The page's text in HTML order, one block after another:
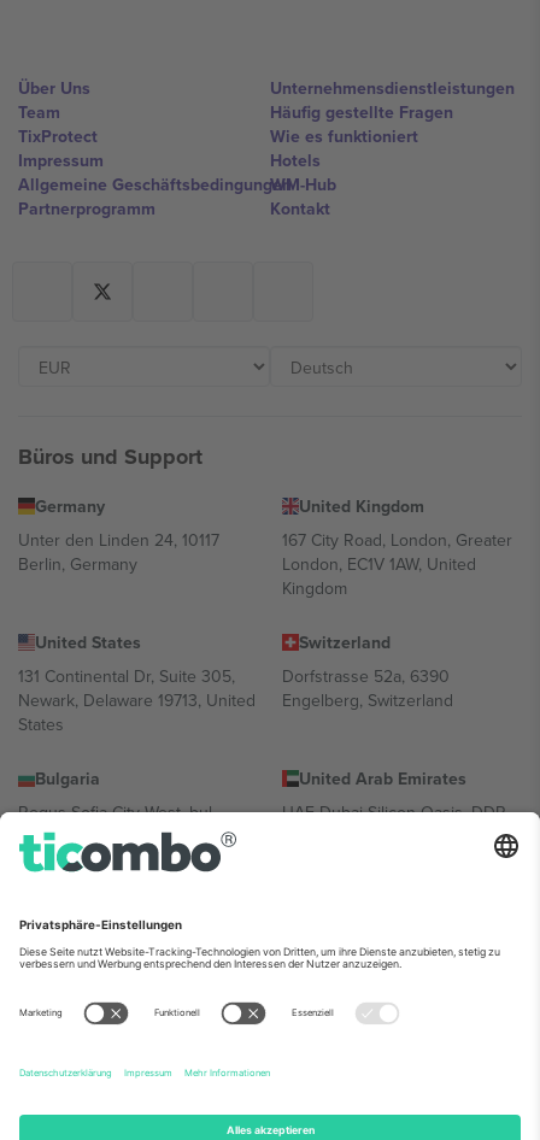
Über Uns
Team
TixProtect
Impressum
Allgemeine Geschäftsbedingungen
Partnerprogramm
Unternehmensdienstleistungen
Häufig gestellte Fragen
Wie es funktioniert
Hotels
WM-Hub
Kontakt
Büros und Support
Germany
Unter den Linden 24, 10117
Berlin, Germany
United Kingdom
167 City Road, London, Greater
London, EC1V 1AW, United
Kingdom
United States
131 Continental Dr, Suite 305,
Newark, Delaware 19713, United
States
Switzerland
Dorfstrasse 52a, 6390
Engelberg, Switzerland
Bulgaria
Regus Sofia City West, bul
Totleben 53-55, 1606 Sofia,
Bulgaria
United Arab Emirates
UAE Dubai Silicon Oasis, DDP
Building A1, Office 302, Dubai,
Mexico
Av Chapultepec 360, Roma
Norte, Cuauhtémoc, 06700
Ciudad de México, CDMX,
Mexico
Die juristische Person des Plattformanbieters kann je nach
Informationen finden Sie auf der jeweiligen Veranstaltungsseite, im